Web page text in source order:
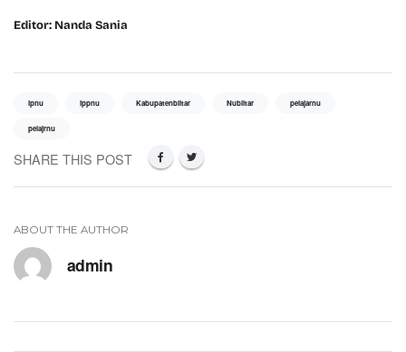
Editor: Nanda Sania
ipnu ippnu Kabupatenblitar Nublitar pelajarnu
pelajrnu
SHARE THIS POST
ABOUT THE AUTHOR
admin